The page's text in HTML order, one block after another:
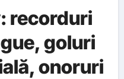
recorduri
goluri
onoruri